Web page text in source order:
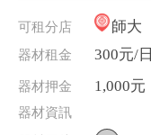
可租分店 師大
器材租金 300元/日
器材押金 1,000元
器材資訊